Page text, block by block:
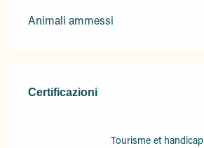
Animali ammessi
Certificazioni
Certificazioni
Tourisme et handicap